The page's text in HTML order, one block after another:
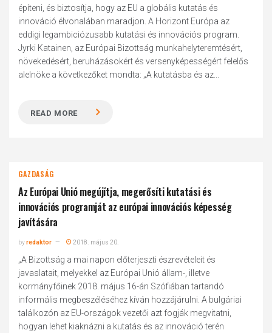
építeni, és biztosítja, hogy az EU a globális kutatás és
innováció élvonalában maradjon. A Horizont Európa az
eddigi legambiciózusabb kutatási és innovációs program.
Jyrki Katainen, az Európai Bizottság munkahelyteremtésért,
növekedésért, beruházásokért és versenyképességért felelős
alelnöke a következőket mondta: „A kutatásba és az...
READ MORE
GAZDASÁG
Az Európai Unió megújítja, megerősíti kutatási és
innovációs programját az európai innovációs képesség
javítására
byredaktor 2018. május 20.
„A Bizottság a mai napon előterjeszti észrevételeit és
javaslatait, melyekkel az Európai Unió állam-, illetve
kormányfőinek 2018. május 16-án Szófiában tartandó
informális megbeszéléséhez kíván hozzájárulni. A bulgáriai
találkozón az EU-országok vezetői azt fogják megvitatni,
hogyan lehet kiaknázni a kutatás és az innováció terén